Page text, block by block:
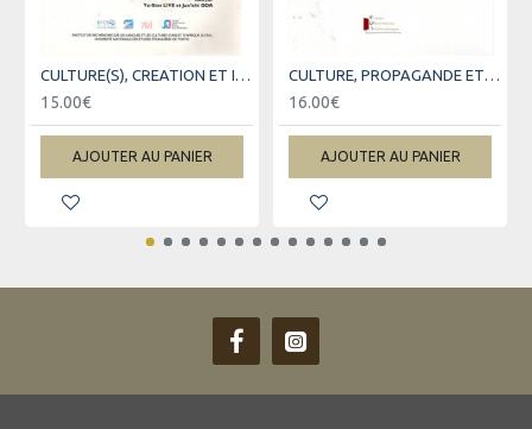
CULTURE(S), CREATION ET IDENTITES
15.00€
AJOUTER AU PANIER
CULTURE, PROPAGANDE ET MILITANTISME
16.00€
AJOUTER AU PANIER